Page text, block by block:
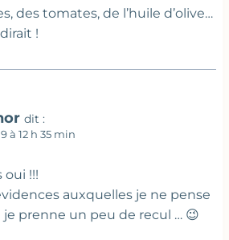
des tomates, de l’huile d’olive…
!
dit :
à 12 h 35 min
oui !!!
auxquelles je ne pense
je prenne un peu de recul … 😉